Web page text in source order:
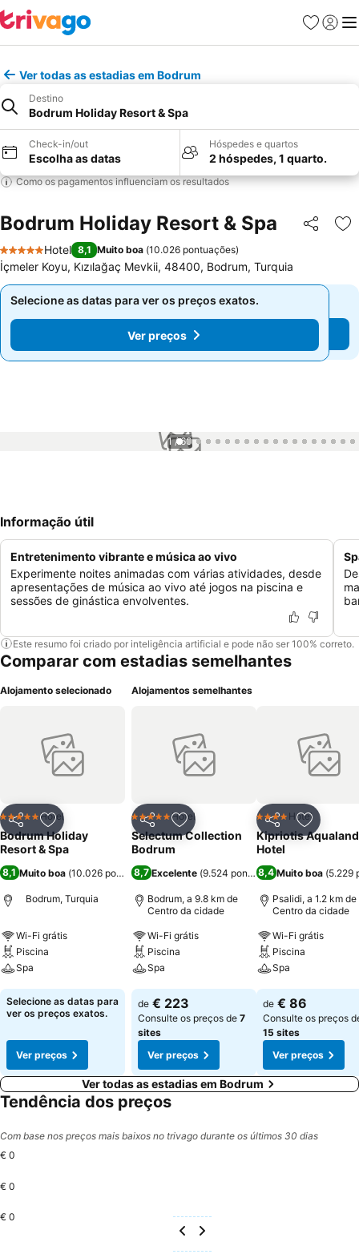
Favoritos
Iniciar
Ver todas as estadias em Bodrum
Destino
Bodrum Holiday Resort & Spa
Check-in/out
Escolha as datas
Hóspedes e quartos
2 hóspedes, 1 quarto.
Como os pagamentos influenciam os resultados
Bodrum Holiday Resort & Spa Partilhar
5 Estrelas
Hotel 8,1 Muito boa (10.026 pontuações)
İçmeler Koyu, Kızılağaç Mevkii, 48400, Bodrum, Turquia
Selecione as datas para ver os preços exatos.
Ver preços
Selecione as datas para ver os preços exatos.
Ver preços
1 / 60
Informação útil
Entretenimento vibrante e música ao vivo
Experimente noites animadas com várias atividades, desde
apresentações de música ao vivo até jogos na piscina e
sessões de ginástica envolventes.
Este resumo foi criado por inteligência artificial e pode não ser 100% correto.
Comparar com estadias semelhantes
Alojamento selecionado
PartilharAdicionar aos favoritos
5 EstrelasHotel
Bodrum Holiday
Resort & Spa
8,1 Muito boa (10.026 pontuações)
Bodrum, Turquia
Wi-Fi grátis
Piscina
Spa
Ver preços
Selecione as datas para
ver os preços exatos.
Ver preços
Alojamentos semelhantes
PartilharAdicionar aos favoritos
5 EstrelasHotel
Selectum Collection
Bodrum
8,7 Excelente (9.524 pontuações)
Bodrum, a 9.8 km de
Centro da cidade
Wi-Fi grátis
Piscina
Spa
Ver preços
de € 223
Consulte os preços de 7
sites
Ver preços
Partilhar
4 EstrelasHotel
Kipriotis Aqualand
Hotel
8,4 Muito boa (5.229
Psalidi, a 1.2 km de
Centro da cidade
Wi-Fi grátis
Piscina
Spa
Ver preços
de € 86
Consulte os preços
15 sites
Ver preços
Ver todas as estadias em Bodrum
Tendência dos preços
Com base nos preços mais baixos no trivago durante os últimos 30 dias
€ 0
€ 0
€ 0